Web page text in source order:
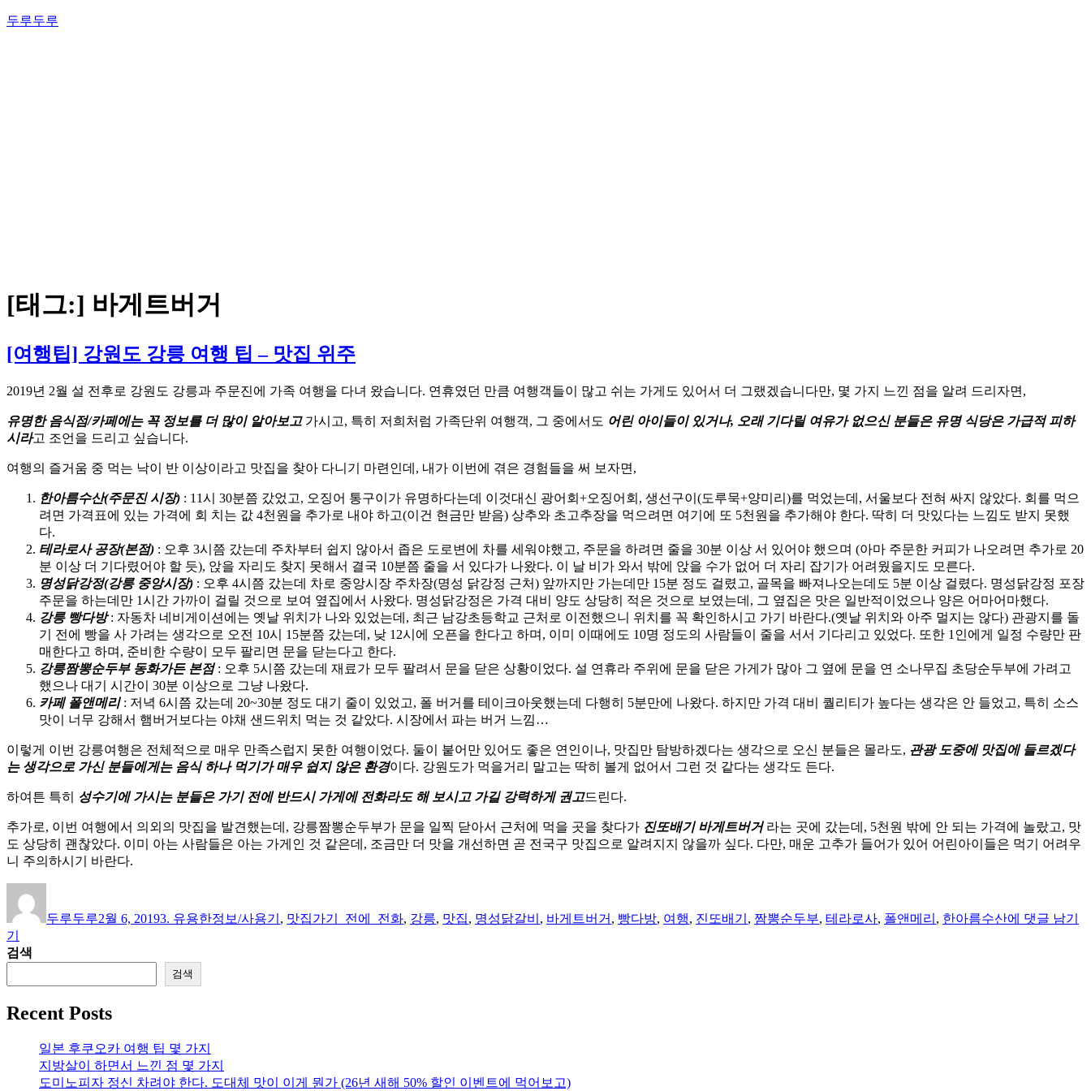
콘
두루두루
[태그:] 바게트버거
[여행팁] 강원도 강릉 여행 팁 – 맛집 위주
2019년 2월 설 전후로 강원도 강릉과 주문진에 가족 여행을 다녀 왔습니다. 연휴였던 만큼 여행객들이 많고 쉬는 가게도 있어서 더 그랬겠습니다만, 몇 가지 느낀 점을 알려 드리자면,
유명한 음식점/카페에는 꼭 정보를 더 많이 알아보고가시고, 특히 저희처럼 가족단위 여행객, 그 중에서도 어린 아이들이 있거나, 오래 기다릴 여유가 없으신 분들은 유명 식당은 가급적 피하
시라고 조언을 드리고 싶습니다.
여행의 즐거움 중 먹는 낙이 반 이상이라고 맛집을 찾아 다니기 마련인데, 내가 이번에 겪은 경험들을 써 보자면,
한아름수산(주문진 시장) : 11시 30분쯤 갔었고, 오징어 통구이가 유명하다는데 이것대신 광어회+오징어회, 생선구이(도루묵+양미리)를 먹었는데, 서울보다 전혀 싸지 않았다. 회를 먹으
려면 가격표에 있는 가격에 회 치는 값 4천원을 추가로 내야 하고(이건 현금만 받음) 상추와 초고추장을 먹으려면 여기에 또 5천원을 추가해야 한다. 딱히 더 맛있다는 느낌도 받지 못했
다.
테라로사 공장(본점) : 오후 3시쯤 갔는데 주차부터 쉽지 않아서 좁은 도로변에 차를 세워야했고, 주문을 하려면 줄을 30분 이상 서 있어야 했으며 (아마 주문한 커피가 나오려면 추가로 20
분 이상 더 기다렸어야 할 듯), 앉을 자리도 찾지 못해서 결국 10분쯤 줄을 서 있다가 나왔다. 이 날 비가 와서 밖에 앉을 수가 없어 더 자리 잡기가 어려웠을지도 모른다.
명성닭강정(강릉 중앙시장) : 오후 4시쯤 갔는데 차로 중앙시장 주차장(명성 닭강정 근처) 앞까지만 가는데만 15분 정도 걸렸고, 골목을 빠져나오는데도 5분 이상 걸렸다. 명성닭강정 포장
주문을 하는데만 1시간 가까이 걸릴 것으로 보여 옆집에서 사왔다. 명성닭강정은 가격 대비 양도 상당히 적은 것으로 보였는데, 그 옆집은 맛은 일반적이었으나 양은 어마어마했다.
강릉 빵다방: 자동차 네비게이션에는 옛날 위치가 나와 있었는데, 최근 남강초등학교 근처로 이전했으니 위치를 꼭 확인하시고 가기 바란다.(옛날 위치와 아주 멀지는 않다) 관광지를 돌
기 전에 빵을 사 가려는 생각으로 오전 10시 15분쯤 갔는데, 낮 12시에 오픈을 한다고 하며, 이미 이때에도 10명 정도의 사람들이 줄을 서서 기다리고 있었다. 또한 1인에게 일정 수량만 판
매한다고 하며, 준비한 수량이 모두 팔리면 문을 닫는다고 한다.
강릉짬뽕순두부 동화가든 본점: 오후 5시쯤 갔는데 재료가 모두 팔려서 문을 닫은 상황이었다. 설 연휴라 주위에 문을 닫은 가게가 많아 그 옆에 문을 연 소나무집 초당순두부에 가려고
했으나 대기 시간이 30분 이상으로 그냥 나왔다.
카페 폴앤메리: 저녁 6시쯤 갔는데 20~30분 정도 대기 줄이 있었고, 폴 버거를 테이크아웃했는데 다행히 5분만에 나왔다. 하지만 가격 대비 퀄리티가 높다는 생각은 안 들었고, 특히 소스
맛이 너무 강해서 햄버거보다는 야채 샌드위치 먹는 것 같았다. 시장에서 파는 버거 느낌…
이렇게 이번 강릉여행은 전체적으로 매우 만족스럽지 못한 여행이었다. 둘이 붙어만 있어도 좋은 연인이나, 맛집만 탐방하겠다는 생각으로 오신 분들은 몰라도, 관광 도중에 맛집에 들르겠다
는 생각으로 가신 분들에게는 음식 하나 먹기가 매우 쉽지 않은 환경이다. 강원도가 먹을거리 말고는 딱히 볼게 없어서 그런 것 같다는 생각도 든다.
하여튼 특히 성수기에 가시는 분들은 가기 전에 반드시 가게에 전화라도 해 보시고 가길 강력하게 권고드린다.
추가로, 이번 여행에서 의외의 맛집을 발견했는데, 강릉짬뽕순두부가 문을 일찍 닫아서 근처에 먹을 곳을 찾다가 진또배기 바게트버거라는 곳에 갔는데, 5천원 밖에 안 되는 가격에 놀랐고, 맛
도 상당히 괜찮았다. 이미 아는 사람들은 아는 가게인 것 같은데, 조금만 더 맛을 개선하면 곧 전국구 맛집으로 알려지지 않을까 싶다. 다만, 매운 고추가 들어가 있어 어린아이들은 먹기 어려우
니 주의하시기 바란다.
이
두루두루일
2월 6, 2019고
3. 유용한정보/사용기 , 맛집가기_전에_전화, 강릉, 맛집, 명성닭갈비 , 바게트버거 , 빵다방, 여행, 진또배기 , 짬뽕순두부, 테라로사, 폴앤메리 , 한아름수산팁]
에 댓글 남기
기
검색
검색
Recent Posts
일본 후쿠오카 여행 팁 몇 가지
지방살이 하면서 느낀 점 몇 가지
도미노피자 정신 차려야 한다. 도대체 맛이 이게 뭔가 (26년 새해 50% 할인 이벤트에 먹어보고)